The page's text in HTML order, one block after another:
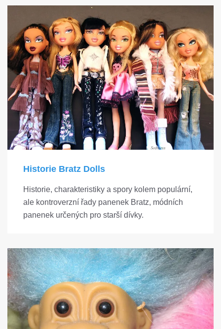
Historie Bratz Dolls
Historie, charakteristiky a spory kolem populární,
ale kontroverzní řady panenek Bratz, módních
panenek určených pro starší dívky.